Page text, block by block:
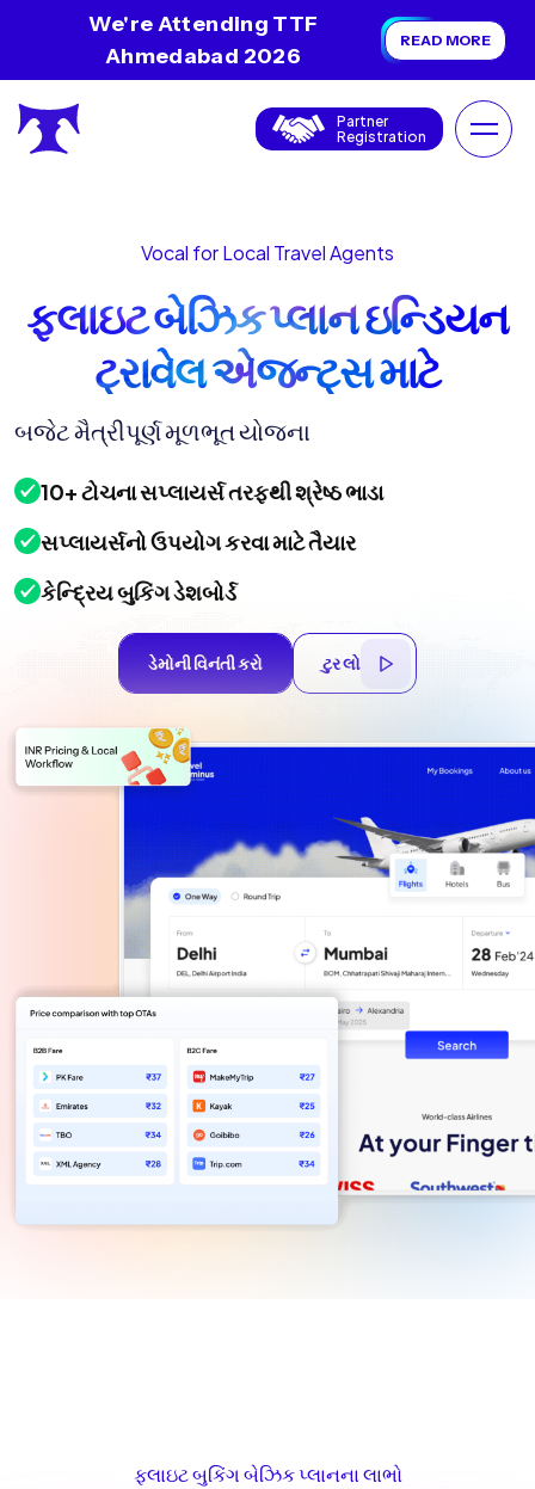
We're Attending TTF
Ahmedabad 2026
READ MORE
Partner
Registration
Vocal for Local Travel Agents
ફ્લાઇટ બેઝિક પ્લાન ઇન્ડિયન
ટ્રાવેલ એજન્ટ્સ માટે
બજેટ મૈત્રીપૂર્ણ મૂળભૂત યોજના
10+ ટોચના સપ્લાયર્સ તરફથી શ્રેષ્ઠ ભાડા
સપ્લાયર્સનો ઉપયોગ કરવા માટે તૈયાર
કેન્દ્રિય બુકિંગ ડેશબોર્ડ
ડેમોની વિનંતી કરો ટુર લો
ફ્લાઇટ બુકિંગ બેઝિક પ્લાનના લાભો